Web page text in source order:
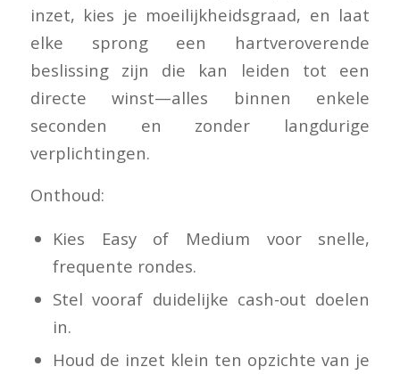
inzet, kies je moeilijkheidsgraad, en laat
elke sprong een hartveroverende
beslissing zijn die kan leiden tot een
directe winst—alles binnen enkele
seconden en zonder langdurige
verplichtingen.
Onthoud:
Kies Easy of Medium voor snelle,
frequente rondes.
Stel vooraf duidelijke cash‑out doelen
in.
Houd de inzet klein ten opzichte van je